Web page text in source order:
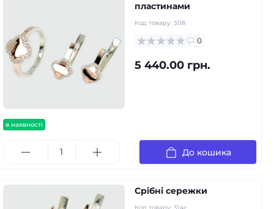
в наявності
пластинами
Код товару: 308
0
5 440.00 грн.
До кошика
Срібні сережки